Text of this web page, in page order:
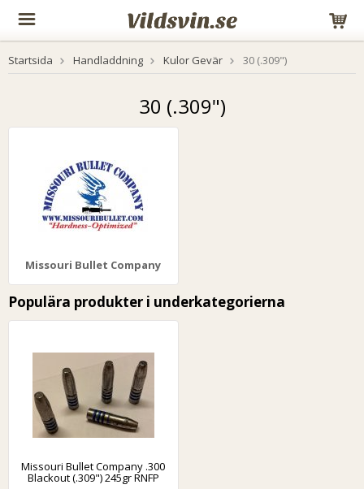
Startsida Handladdning Kulor Gevär 30 (.309")
30 (.309")
Missouri Bullet Company
Populära produkter i underkategorierna
Missouri Bullet Company .300
Blackout (.309") 245gr RNFP